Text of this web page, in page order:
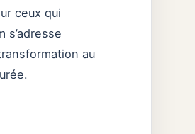
ceux qui
au